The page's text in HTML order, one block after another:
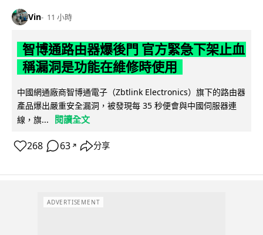
Vin 11 小時
智博通路由器爆後門 官方緊急下架止血
稱漏洞是功能在維修時使用
中國網通廠商智博通電子（Zbtlink Electronics）旗下的路由器
產品爆出嚴重安全漏洞，被發現每 35 秒便會與中國伺服器連
線，旗...
閱讀全文
268 63 ↗ 分享
ADVERTISEMENT